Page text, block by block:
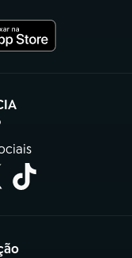
nova aba)